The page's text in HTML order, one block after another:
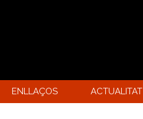
ENLLAÇOS ACTUALITAT